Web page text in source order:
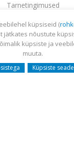
Tarnetingimused
Garantii
Utiliseerimine
Sisukaart
Webmail
küpsiseid (
jätkates nõustute
küpsiste ja
muuta.
Küpsiste